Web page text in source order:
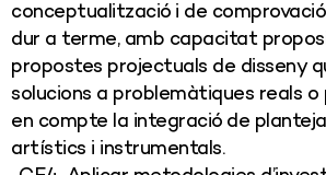
conceptualització i de
dur a terme, amb capacitat
propostes projectuals de disseny
solucions a problemàtiques reals o
en compte la integració de
artístics i instrumentals.